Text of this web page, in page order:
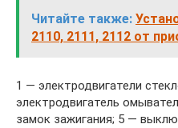
Читайте также:
2110, 2111, 2112 от
1 — электродвигатели
электродвигатель
замок зажигания; 5 —